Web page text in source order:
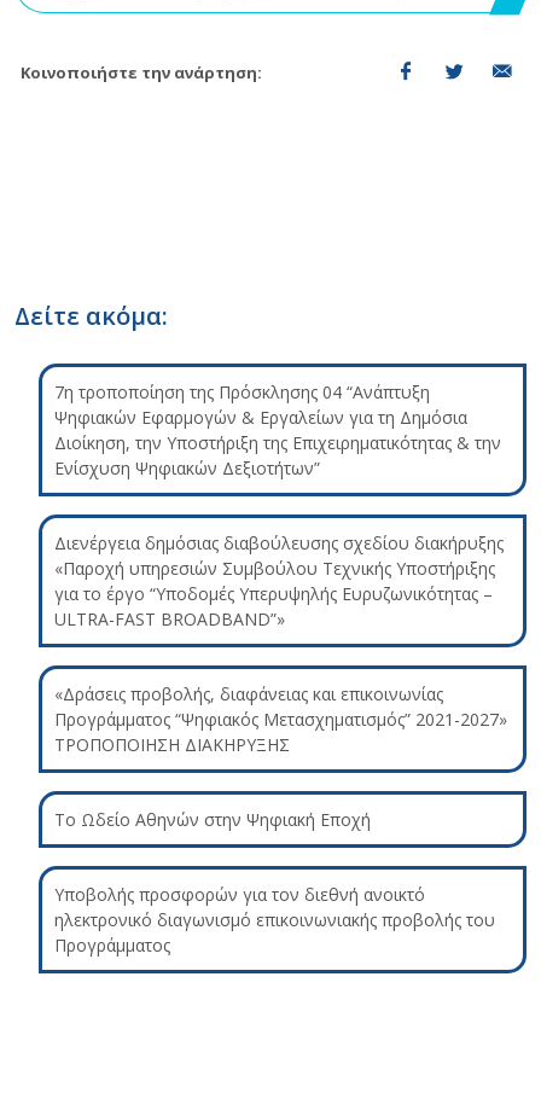
Κοινοποιήστε την ανάρτηση:
Δείτε ακόμα:
7η τροποποίηση της Πρόσκλησης 04 “Ανάπτυξη
Ψηφιακών Εφαρμογών & Εργαλείων για τη Δημόσια
Διοίκηση, την Υποστήριξη της Επιχειρηματικότητας & την
Ενίσχυση Ψηφιακών Δεξιοτήτων”
Διενέργεια δημόσιας διαβούλευσης σχεδίου διακήρυξης
«Παροχή υπηρεσιών Συμβούλου Τεχνικής Υποστήριξης
για το έργο “Υποδομές Υπερυψηλής Ευρυζωνικότητας –
ULTRA-FAST BROADBAND”»
«Δράσεις προβολής, διαφάνειας και επικοινωνίας
Προγράμματος “Ψηφιακός Μετασχηματισμός” 2021-2027»
ΤΡΟΠΟΠΟΙΗΣΗ ΔΙΑΚΗΡΥΞΗΣ
Το Ωδείο Αθηνών στην Ψηφιακή Εποχή
Υποβολής προσφορών για τον διεθνή ανοικτό
ηλεκτρονικό διαγωνισμό επικοινωνιακής προβολής του
Προγράμματος